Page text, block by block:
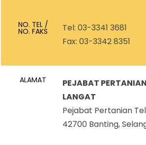
NO. TEL /
NO. FAKS
Tel: 03-3341 3681
Fax: 03-3342 8351
ALAMAT
PEJABAT
LANGAT
Pejabat Pertanian
42700 Banting,